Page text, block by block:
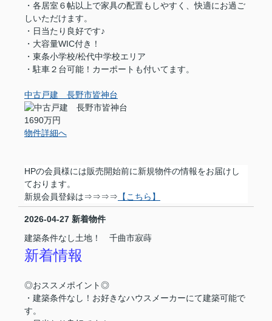
・各居室６帖以上で家具の配置もしやすく、快適にお過ご
しいただけます。
・日当たり良好です♪
・大容量WIC付き！
・東条小学校/松代中学校エリア
・駐車２台可能！カーポートも付いてます。
中古戸建 長野市皆神台
1690万円
物件詳細へ
HPの会員様には販売開始前に新規物件の情報をお届けし
ております。
新規会員登録は⇒⇒⇒⇒ 【こちら】
2026-04-27 新着物件
建築条件なし土地！ 千曲市寂蒔
新着情報
◎おススメポイント◎
・建築条件なし！お好きなハウスメーカーにて建築可能で
す。